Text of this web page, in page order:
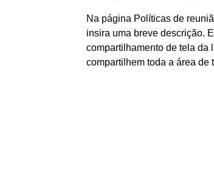
Na página Políticas de
insira uma breve descrição.
compartilhamento de tela da
compartilhem toda a área de